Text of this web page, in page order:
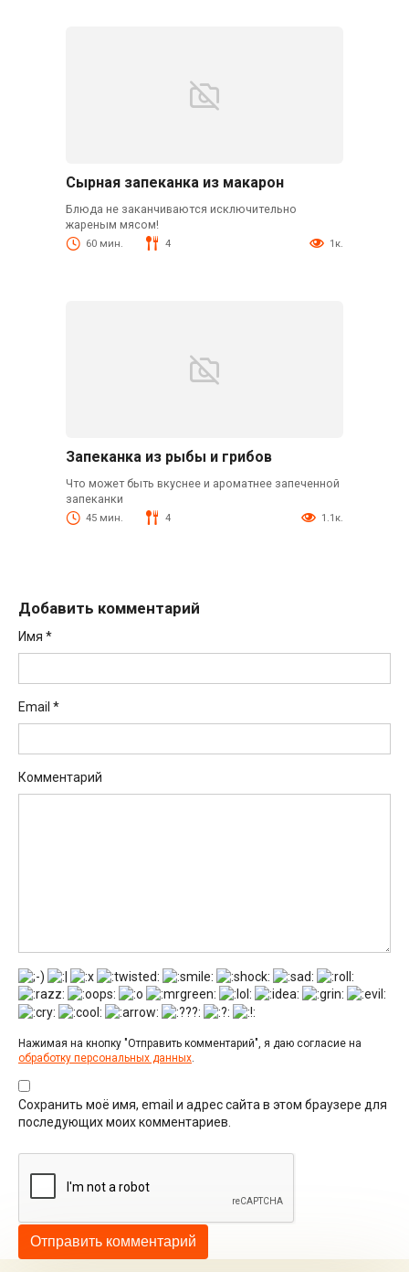
Сырная запеканка из макарон
Блюда не заканчиваются исключительно
жареным мясом!
60 мин. 4 1к.
Запеканка из рыбы и грибов
Что может быть вкуснее и ароматнее запеченной
запеканки
45 мин. 4 1.1к.
Добавить комментарий
Имя *
Email *
Комментарий
Нажимая на кнопку "Отправить комментарий", я даю согласие на
обработку персональных данных.
Сохранить моё имя, email и адрес сайта в этом браузере для
последующих моих комментариев.